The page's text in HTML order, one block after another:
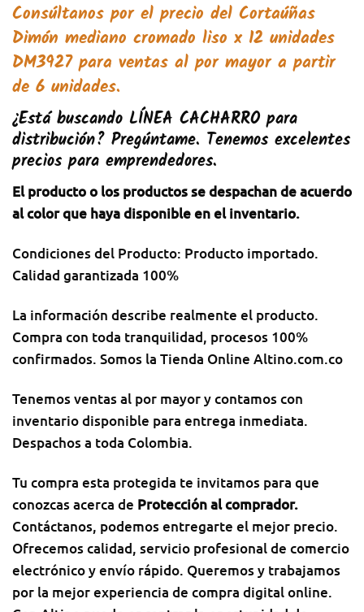
Consúltanos por el precio del Cortaúñas
Dimón mediano cromado liso x 12 unidades
DM3927para ventas al por mayor a partir
de 6 unidades.
¿Está buscando LÍNEA CACHARROpara
distribución? Pregúntame. Tenemos excelentes
precios para emprendedores.
El producto o los productos se despachan de acuerdo
al color que haya disponible en el inventario.
Condiciones del Producto: Producto importado.
Calidad garantizada 100%
La información describe realmente el producto.
Compra con toda tranquilidad, procesos 100%
confirmados. Somos la Tienda Online Altino.com.co
Tenemos ventas al por mayor y contamos con
inventario disponible para entrega inmediata.
Despachos a toda Colombia.
Tu compra esta protegida te invitamos para que
conozcas acerca de Protección al comprador.
Contáctanos, podemos entregarte el mejor precio.
Ofrecemos calidad, servicio profesional de comercio
electrónico y envío rápido. Queremos y trabajamos
por la mejor experiencia de compra digital online.